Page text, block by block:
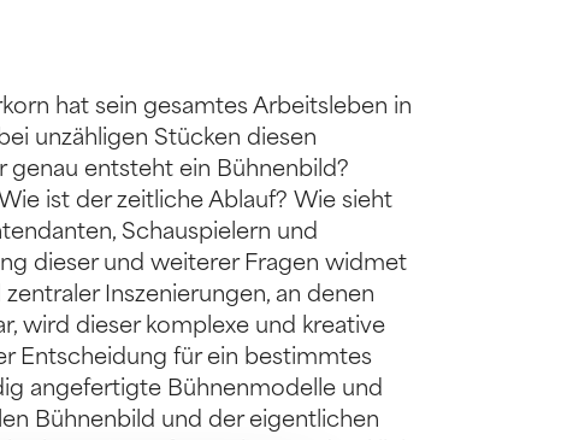
hat sein gesamtes Arbeitsleben in
unzähligen Stücken diesen
genau entsteht ein Bühnenbild?
ist der zeitliche Ablauf? Wie sieht
Schauspielern und
dieser und weiterer Fragen widmet
Inszenierungen, an denen
wird dieser komplexe und kreative
Entscheidung für ein bestimmtes
angefertigte Bühnenmodelle und
Bühnenbild und der eigentlichen